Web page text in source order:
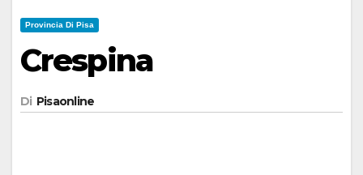
Provincia Di Pisa
Crespina
Di Pisaonline